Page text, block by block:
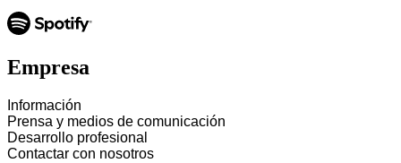
Empresa
Información
Prensa y medios de comunicación
Desarrollo profesional
Contactar con nosotros